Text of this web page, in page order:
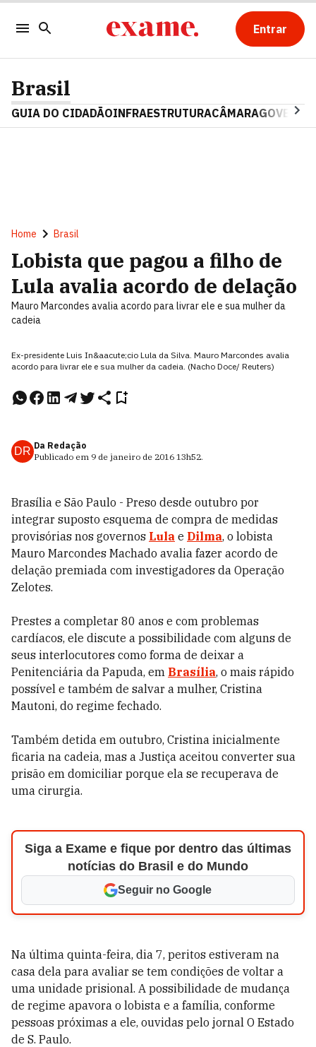
Entrar
Brasil
GUIA DO CIDADÃOINFRAESTRUTURACÂMARAGOVERNO
Home Brasil
Lobista que pagou a filho de
Lula avalia acordo de delação
Mauro Marcondes avalia acordo para livrar ele e sua mulher da
cadeia
Ex-presidente Luis In&aacute;cio Lula da Silva. Mauro Marcondes avalia
acordo para livrar ele e sua mulher da cadeia. (Nacho Doce/ Reuters)
DR Da Redação
Publicado em 9 de janeiro de 2016 13h52.
Brasília e São Paulo - Preso desde outubro por
integrar suposto esquema de compra de medidas
provisórias nos governos Lula e Dilma, o lobista
Mauro Marcondes Machado avalia fazer acordo de
delação premiada com investigadores da Operação
Zelotes.
Prestes a completar 80 anos e com problemas
cardíacos, ele discute a possibilidade com alguns de
seus interlocutores como forma de deixar a
Penitenciária da Papuda, em Brasília, o mais rápido
possível e também de salvar a mulher, Cristina
Mautoni, do regime fechado.
Também detida em outubro, Cristina inicialmente
ficaria na cadeia, mas a Justiça aceitou converter sua
prisão em domiciliar porque ela se recuperava de
uma cirurgia.
Siga a Exame e fique por dentro das últimas
notícias do Brasil e do Mundo
Seguir no Google
Na última quinta-feira, dia 7, peritos estiveram na
casa dela para avaliar se tem condições de voltar a
uma unidade prisional. A possibilidade de mudança
de regime apavora o lobista e a família, conforme
pessoas próximas a ele, ouvidas pelo jornal O Estado
de S. Paulo.